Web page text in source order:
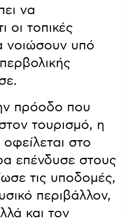
να
οι τοπικές
νοιώσουν υπό
πρόοδο που
τουρισμό, η
οφείλεται στο
επένδυσε στους
τις υποδομές,
περιβάλλον,
και τον